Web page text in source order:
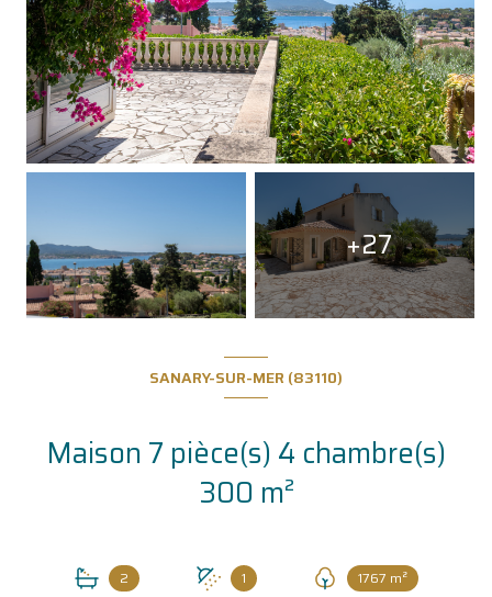
+27
SANARY-SUR-MER (83110)
Maison 7 pièce(s) 4 chambre(s)
300 m²
2 1 1767 m²